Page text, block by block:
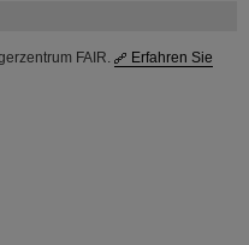
FAIR.
Erfahren Sie